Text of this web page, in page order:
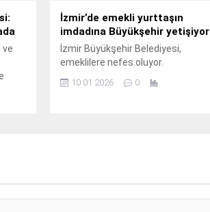
ve
İzmir’de emekli yurttaşın
imdadına Büyükşehir yetişiyor
İzmir Büyükşehir Belediyesi,
emeklilere nefes oluyor.
10.01.2026 0